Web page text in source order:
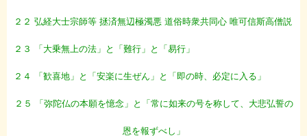
２２ 弘経大士宗師等 拯済無辺極濁悪 道俗時衆共同心 唯可信斯高僧説
２３ 「大乗無上の法」と「難行」と「易行」
２４ 「歓喜地」と「安楽に生ぜん」と「即の時、必定に入る」
２５ 「弥陀仏の本願を憶念」と「常に如来の号を称して、大悲弘誓の
恩を報ずべし」